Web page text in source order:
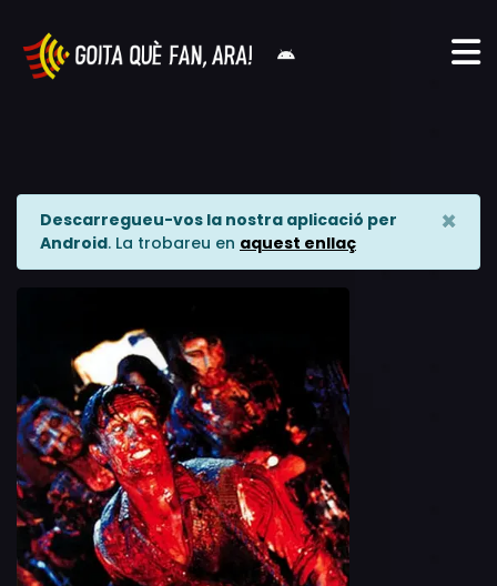
Descarregueu-vos la nostra aplicació per
Android. La trobareu en aquest enllaç
×